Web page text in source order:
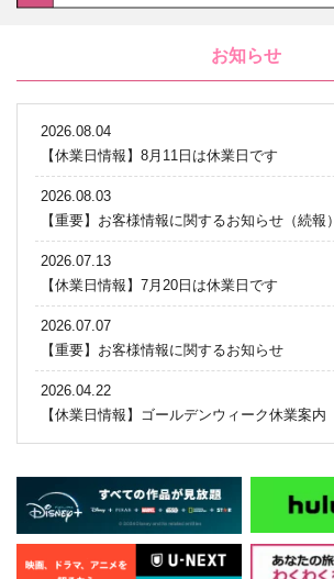
お知らせ
2026.08.04
【休業日情報】8月11日は休業日です
2026.08.03
【重要】お客様情報に関するお知らせ（続報）
2026.07.13
【休業日情報】7月20日は休業日です
2026.07.07
【重要】お客様情報に関するお知らせ
2026.04.22
【休業日情報】ゴールデンウィーク休業案内